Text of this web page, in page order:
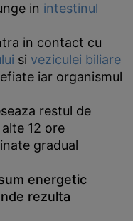
in intestinul
in contact cu
si veziculei biliare
iar organismul
restul de
12 ore
gradual
energetic
rezulta